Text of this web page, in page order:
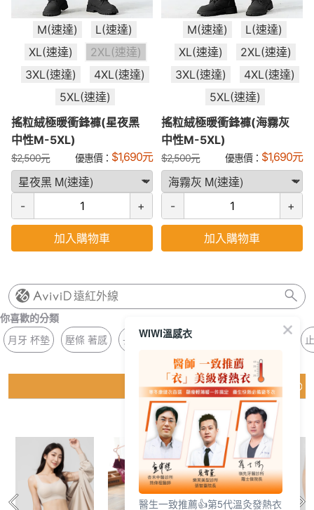
M(速達)
L(速達)
XL(速達)
2XL(速達)
3XL(速達)
4XL(速達)
5XL(速達)
搖粒絨極暖衝鋒褲(星夜黑
中性M-5XL)
$2,500元 優惠價： $1,690元
- +
加入購物車
M(速達)
L(速達)
XL(速達)
2XL(速達)
3XL(速達)
4XL(速達)
5XL(速達)
搖粒絨極暖衝鋒褲(海霧灰
中性M-5XL)
$2,500元 優惠價： $1,690元
- +
加入購物車
遠紅外線
你喜歡的分類
月牙 杯墊
壓條 著感 長版 方領 花邊 抗菌
猜你喜歡
WIWI溫感衣
醫生一致推薦👍第5代溫灸發熱衣